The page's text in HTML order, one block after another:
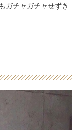
ガチャガチャせずき